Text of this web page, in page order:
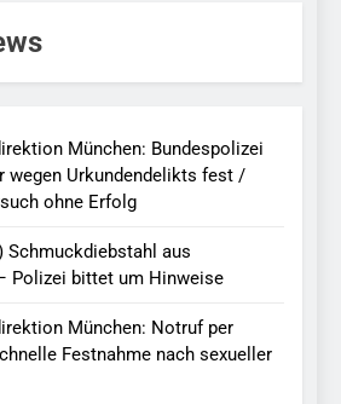
München: Bundespolizei
wegen Urkundendelikts fest /
ohne Erfolg
Schmuckdiebstahl aus
Polizei bittet um Hinweise
München: Notruf per
Festnahme nach sexueller